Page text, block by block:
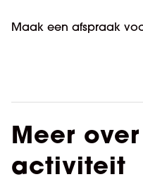
Maak een afspraak
Meer
activiteit